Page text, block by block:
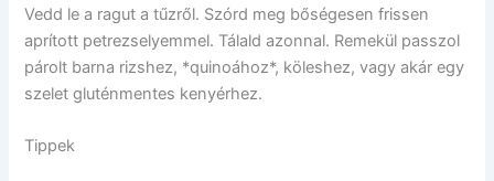
Vedd le a ragut a tűzről. Szórd meg bőségesen frissen
aprított petrezselyemmel. Tálald azonnal. Remekül passzol
párolt barna rizshez, *quinoához*, köleshez, vagy akár egy
szelet gluténmentes kenyérhez.
Tippek